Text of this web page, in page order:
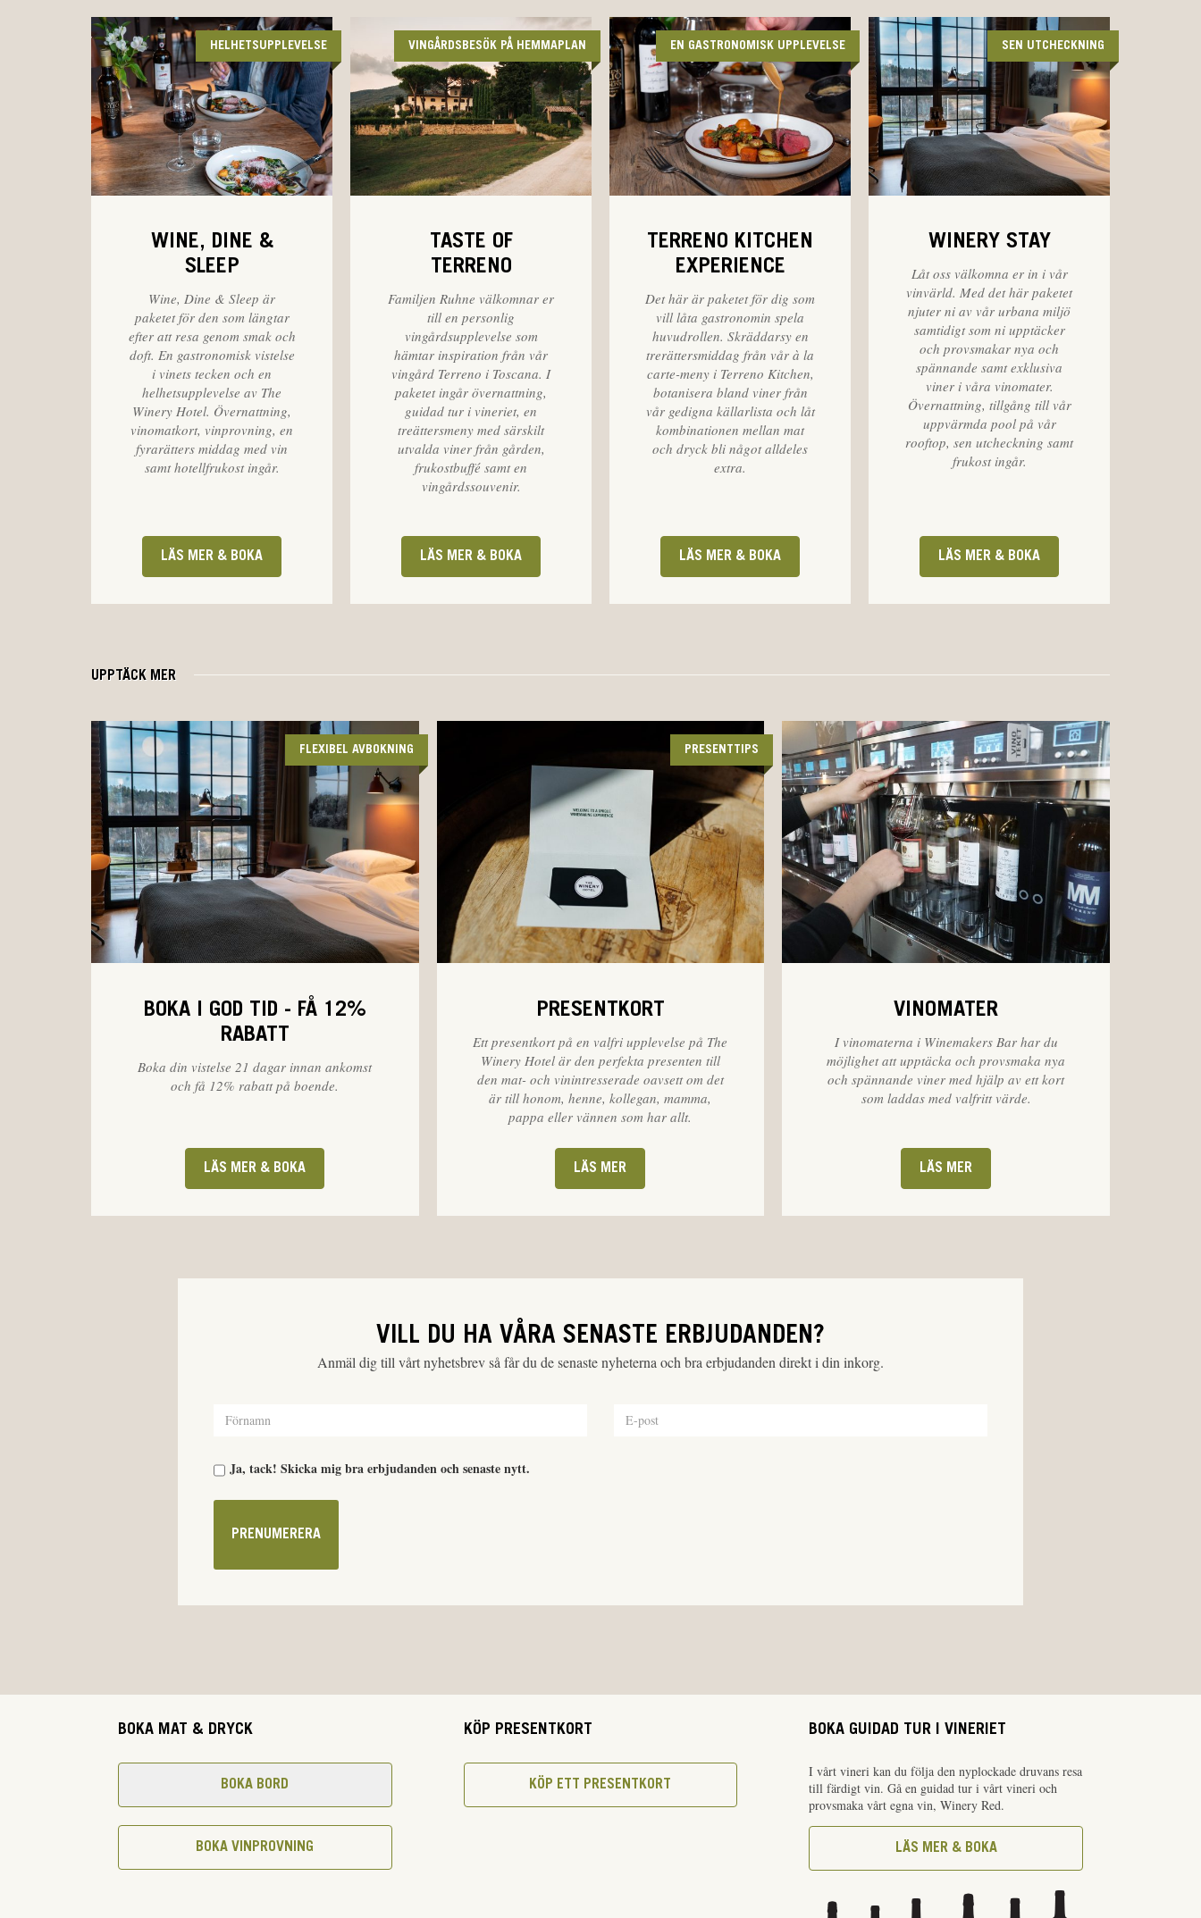
HELHETSUPPLEVELSE
WINE, DINE &
SLEEP
Wine, Dine & Sleep är
paketet för den som längtar
efter att resa genom smak och
doft. En gastronomisk vistelse
i vinets tecken och en
helhetsupplevelse av The
Winery Hotel. Övernattning,
vinomatkort, vinprovning, en
fyrarätters middag med vin
samt hotellfrukost ingår.
LÄS MER & BOKA
VINGÅRDSBESÖK PÅ HEMMAPLAN
TASTE OF
TERRENO
Familjen Ruhne välkomnar er
till en personlig
vingårdsupplevelse som
hämtar inspiration från vår
vingård Terreno i Toscana. I
paketet ingår övernattning,
guidad tur i vineriet, en
treättersmeny med särskilt
utvalda viner från gården,
frukostbuffé samt en
vingårdssouvenir.
LÄS MER & BOKA
EN GASTRONOMISK UPPLEVELSE
TERRENO KITCHEN
EXPERIENCE
Det här är paketet för dig som
vill låta gastronomin spela
huvudrollen. Skräddarsy en
trerättersmiddag från vår à la
carte-meny i Terreno Kitchen,
botanisera bland viner från
vår gedigna källarlista och låt
kombinationen mellan mat
och dryck bli något alldeles
extra.
LÄS MER & BOKA
SEN UTCHECKNING
WINERY STAY
Låt oss välkomna er in i vår
vinvärld. Med det här paketet
njuter ni av vår urbana miljö
samtidigt som ni upptäcker
och provsmakar nya och
spännande samt exklusiva
viner i våra vinomater.
Övernattning, tillgång till vår
uppvärmda pool på vår
rooftop, sen utcheckning samt
frukost ingår.
LÄS MER & BOKA
UPPTÄCK MER
FLEXIBEL AVBOKNING
BOKA I GOD TID - FÅ 12%
RABATT
Boka din vistelse 21 dagar innan ankomst
och få 12% rabatt på boende.
LÄS MER & BOKA
PRESENTTIPS
PRESENTKORT
Ett presentkort på en valfri upplevelse på The
Winery Hotel är den perfekta presenten till
den mat- och vinintresserade oavsett om det
är till honom, henne, kollegan, mamma,
pappa eller vännen som har allt.
LÄS MER
VINOMATER
I vinomaterna i Winemakers Bar har du
möjlighet att upptäcka och provsmaka nya
och spännande viner med hjälp av ett kort
som laddas med valfritt värde.
LÄS MER
VILL DU HA VÅRA SENASTE ERBJUDANDEN?
Anmäl dig till vårt nyhetsbrev så får du de senaste nyheterna och bra erbjudanden direkt i din inkorg.
Ja, tack! Skicka mig bra erbjudanden och senaste nytt.
PRENUMERERA
BOKA MAT & DRYCK
BOKA BORD
BOKA VINPROVNING
KÖP PRESENTKORT
KÖP ETT PRESENTKORT
BOKA GUIDAD TUR I VINERIET
I vårt vineri kan du följa den nyplockade druvans resa
till färdigt vin. Gå en guidad tur i vårt vineri och
provsmaka vårt egna vin, Winery Red.
LÄS MER & BOKA